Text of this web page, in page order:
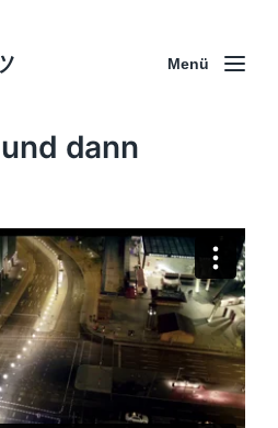
Menü
dann